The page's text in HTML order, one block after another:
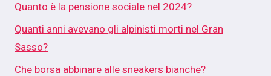
Quanto è la pensione sociale nel 2024?
Quanti anni avevano gli alpinisti morti nel Gran
Sasso?
Che borsa abbinare alle sneakers bianche?